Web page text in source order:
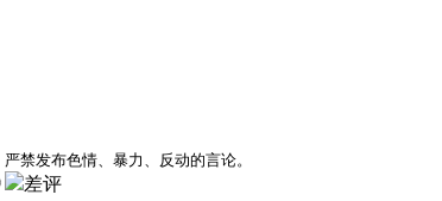
禁发布色情、暴力、反动的言论。
差评